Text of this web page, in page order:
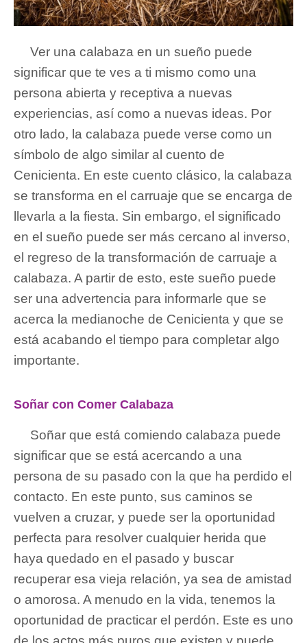
Ver una calabaza en un sueño puede
significar que te ves a ti mismo como una
persona abierta y receptiva a nuevas
experiencias, así como a nuevas ideas. Por
otro lado, la calabaza puede verse como un
símbolo de algo similar al cuento de
Cenicienta. En este cuento clásico, la calabaza
se transforma en el carruaje que se encarga de
llevarla a la fiesta. Sin embargo, el significado
en el sueño puede ser más cercano al inverso,
el regreso de la transformación de carruaje a
calabaza. A partir de esto, este sueño puede
ser una advertencia para informarle que se
acerca la medianoche de Cenicienta y que se
está acabando el tiempo para completar algo
importante.
Soñar con Comer Calabaza
Soñar que está comiendo calabaza puede
significar que se está acercando a una
persona de su pasado con la que ha perdido el
contacto. En este punto, sus caminos se
vuelven a cruzar, y puede ser la oportunidad
perfecta para resolver cualquier herida que
haya quedado en el pasado y buscar
recuperar esa vieja relación, ya sea de amistad
o amorosa. A menudo en la vida, tenemos la
oportunidad de practicar el perdón. Este es uno